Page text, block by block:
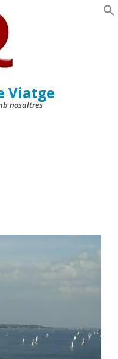
Viatge
nosaltres